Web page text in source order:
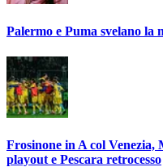
Palermo e Puma svelano la
Frosinone in A col
playout e Pescara retrocesso